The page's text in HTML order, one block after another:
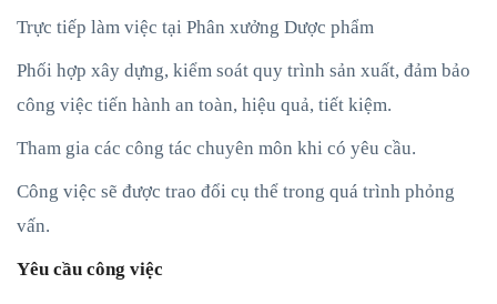
Trực tiếp làm việc tại Phân xưởng Dược phẩm
Phối hợp xây dựng, kiểm soát quy trình sản xuất, đảm bảo
công việc tiến hành an toàn, hiệu quả, tiết kiệm.
Tham gia các công tác chuyên môn khi có yêu cầu.
Công việc sẽ được trao đổi cụ thể trong quá trình phỏng
vấn.
Yêu cầu công việc